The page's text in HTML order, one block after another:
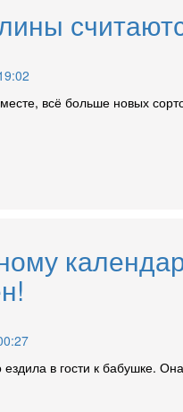
месте, всё больше новых
ездила в гости к бабушке.